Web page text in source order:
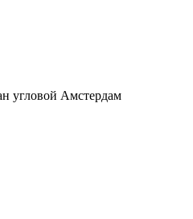
угловой Амстердам